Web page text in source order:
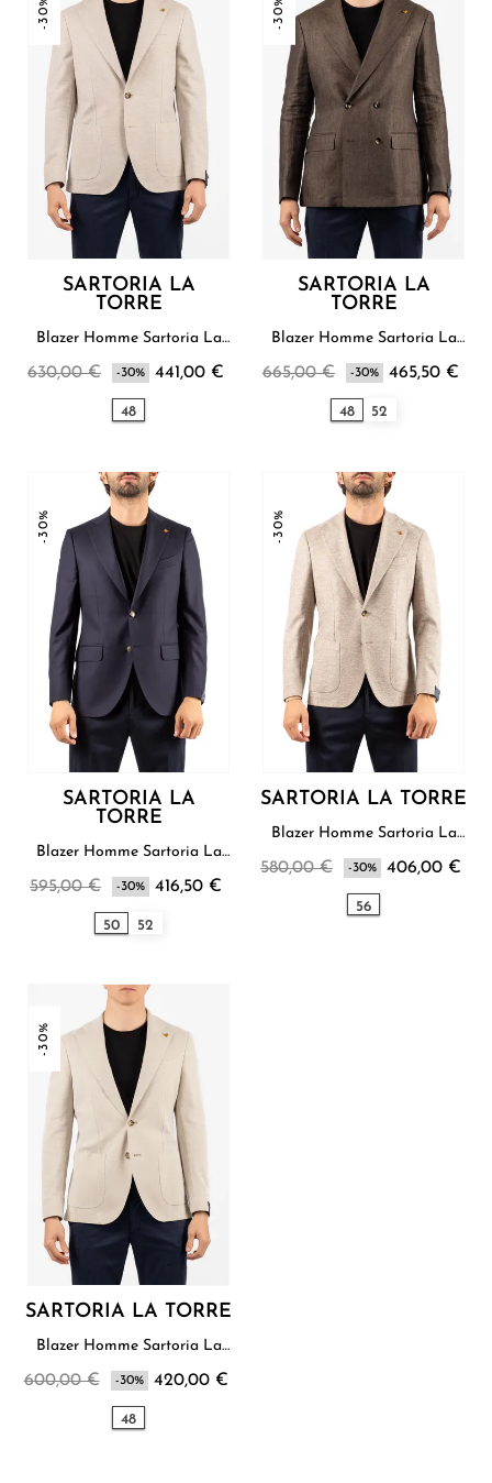
-30%
SARTORIA LA
TORRE
Blazer Homme Sartoria La
630,00 € -30% 441,00 €
48
-30%
SARTORIA LA
TORRE
Blazer Homme Sartoria La
665,00 € -30% 465,50 €
48 52
-30%
SARTORIA LA
TORRE
Blazer Homme Sartoria La
595,00 € -30% 416,50 €
50 52
-30%
SARTORIA LA TORRE
Blazer Homme Sartoria La
580,00 € -30% 406,00 €
56
-30%
SARTORIA LA TORRE
Blazer Homme Sartoria La
600,00 € -30% 420,00 €
48